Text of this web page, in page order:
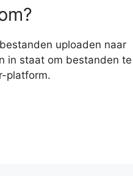
uploaden naar
in staat om bestanden te
platform.